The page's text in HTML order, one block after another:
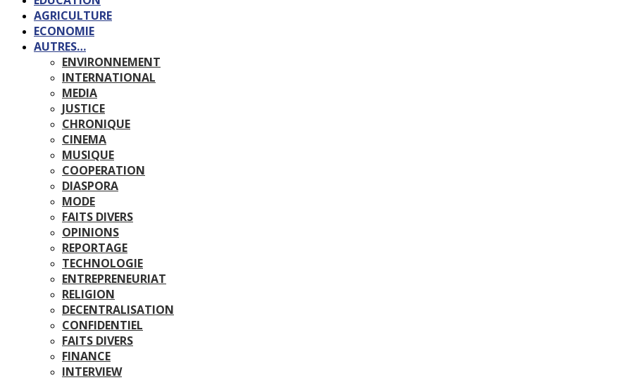
AGRICULTURE
ECONOMIE
AUTRES…
ENVIRONNEMENT
INTERNATIONAL
MEDIA
JUSTICE
CHRONIQUE
CINEMA
MUSIQUE
COOPERATION
DIASPORA
MODE
FAITS DIVERS
OPINIONS
REPORTAGE
TECHNOLOGIE
ENTREPRENEURIAT
RELIGION
DECENTRALISATION
CONFIDENTIEL
FAITS DIVERS
FINANCE
INTERVIEW